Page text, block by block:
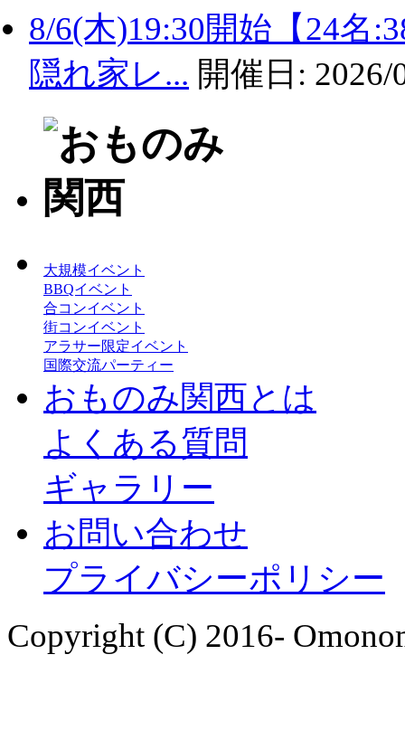
8/6(木)19:30開始【24名
隠れ家レ... 開催日: 2026/
大規模イベント
BBQイベント
合コンイベント
街コンイベント
アラサー限定イベント
国際交流パーティー
おものみ関西とは
よくある質問
ギャラリー
お問い合わせ
プライバシーポリシー
Copyright (C) 2016-